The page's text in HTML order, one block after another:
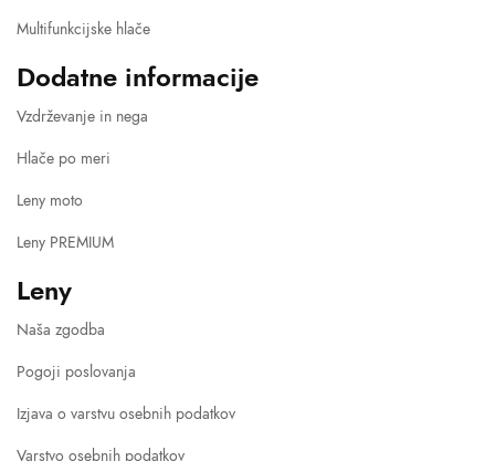
Multifunkcijske hlače
Dodatne informacije
Vzdrževanje in nega
Hlače po meri
Leny moto
Leny PREMIUM
Leny
Naša zgodba
Pogoji poslovanja
Izjava o varstvu osebnih podatkov
Varstvo osebnih podatkov